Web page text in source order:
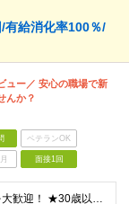
有給消化率100％/
ュー／ 安心の職場で新
んか？
ベテランOK
面接1回
★社会人・正社員デビューを大歓迎！ ★30歳以下限定（※若年層の長期キャリア形成のため） ★学歴・経験一切不問！ -------【採用担当】より------------ 「過去は変えられないけど、未